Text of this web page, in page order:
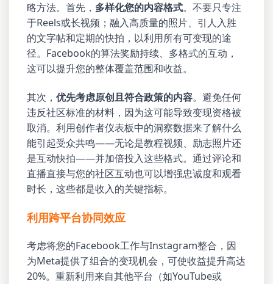
略方法。首先， 多样化您的内容格式。不要只专注
于Reels或长视频；融入高质量的照片、引人入胜
的文字帖和定期的快拍，以利用所有可变现的途
径。Facebook的算法奖励持续、多格式的互动，
这可以提升您的整体覆盖范围和收益。
其次，优先考虑原创且符合政策的内容。避免任何
违反社区标准的材料，因为这可能导致变现资格被
取消。利用创作者仪表板中的洞察数据来了解什么
能引起受众共鸣——无论是教程视频、励志照片还
是互动快拍——并加倍投入这些格式。通过评论和
直播直接与您的社区互动也可以增强忠诚度和观看
时长，这些都是收入的关键指标。
利用跨平台协同效应
考虑将您的Facebook工作与Instagram整合，因
为Meta提供了组合的变现机会，可使收益提升高达
20%。重新利用来自其他平台（如YouTube或